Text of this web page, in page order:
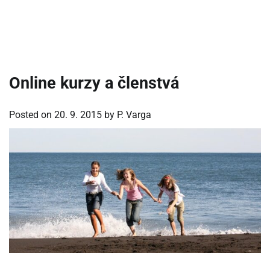
Online kurzy a členstvá
Posted on 20. 9. 2015 by P. Varga